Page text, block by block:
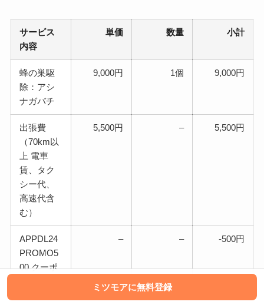
サービス
内容
単価 数量 小計
蜂の巣駆
除：アシ
ナガバチ
9,000円 1個 9,000円
出張費
（70km以
上 電車
賃、タク
シー代、
高速代含
む）
5,500円 – 5,500円
APPDL24
PROMO5
00 クーポ
– – -500円
ミツモアに無料登録